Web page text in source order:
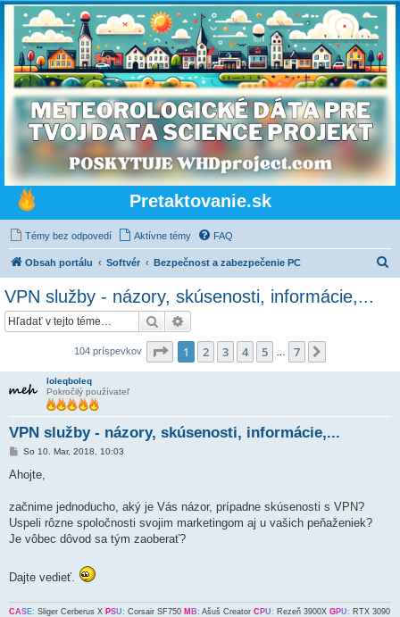
Pretaktovanie.sk
Témy bez odpovedí Aktívne témy FAQ
Obsah portálu Softvér Bezpečnost a zabezpečenie PC
VPN služby - názory, skúsenosti, informácie,...
Hľadať
104 príspevkov Strana z7
1 2 3 4 5 7
loleqboleq
Pokročilý používateľ
VPN služby - názory, skúsenosti, informácie,...
P
í
e
o
k
So 10. Mar, 2018, 10:03
Ahojte,
začnime jednoducho, aký je Vás názor, prípadne skúsenosti s VPN?
Uspeli rôzne spoločnosti svojim marketingom aj u vašich peňaženiek?
Je vôbec dôvod sa tým zaoberať?
Dajte vedieť.
CAS E: Sliger Cerberus X PSU : Corsair SF750 M B : Ašuš Creator C PU : Rezeň 3900X G PU : RTX 3090